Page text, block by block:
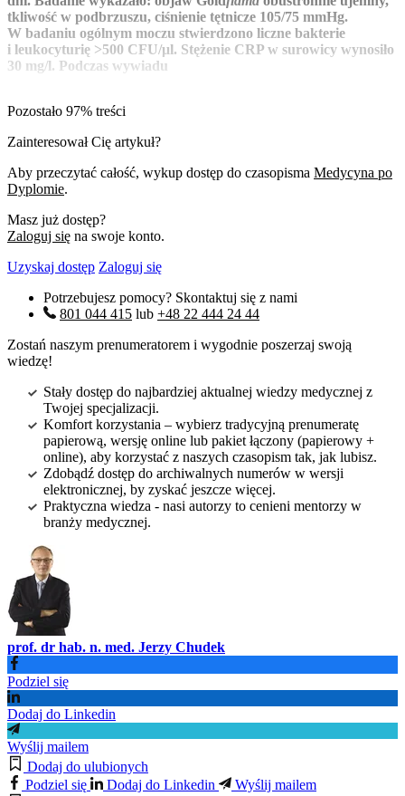
tkliwość w podbrzuszu, ciśnienie tętnicze 105/75 mmHg.
W badaniu ogólnym moczu stwierdzono liczne bakterie
i leukocyturię >500 CFU/μl. Stężenie CRP w surowicy wynosiło
30 mg/l. Podczas wywiadu
Pozostało 97% treści
Zainteresował Cię artykuł?
Aby przeczytać całość, wykup dostęp do czasopisma Medycyna po
Dyplomie.
Masz już dostęp?
Zaloguj się na swoje konto.
Uzyskaj dostęp Zaloguj się
Potrzebujesz pomocy? Skontaktuj się z nami
801 044 415 lub +48 22 444 24 44
Zostań naszym prenumeratorem i wygodnie poszerzaj swoją
wiedzę!
Stały dostęp do najbardziej aktualnej wiedzy medycznej z
Twojej specjalizacji.
Komfort korzystania – wybierz tradycyjną prenumeratę
papierową, wersję online lub pakiet łączony (papierowy +
online), aby korzystać z naszych czasopism tak, jak lubisz.
Zdobądź dostęp do archiwalnych numerów w wersji
elektronicznej, by zyskać jeszcze więcej.
Praktyczna wiedza - nasi autorzy to cenieni mentorzy w
branży medycznej.
prof. dr hab. n. med. Jerzy Chudek
Podziel się
Dodaj do Linkedin
Wyślij mailem
Dodaj do ulubionych
Podziel się
Dodaj do Linkedin
Wyślij mailem